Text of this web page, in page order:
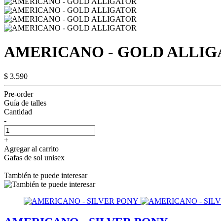
AMERICANO - GOLD
$ 3.590
Pre-order
Guía de talles
Cantidad
-
+
Agregar al carrito
Gafas de sol unisex
También te puede interesar